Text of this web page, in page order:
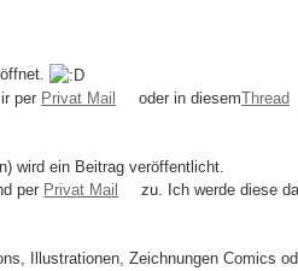
per Privat Mail oder in diesemThread
wird ein Beitrag veröffentlicht.
per Privat Mail zu. Ich werde diese
Illustrationen, Zeichnungen Comics